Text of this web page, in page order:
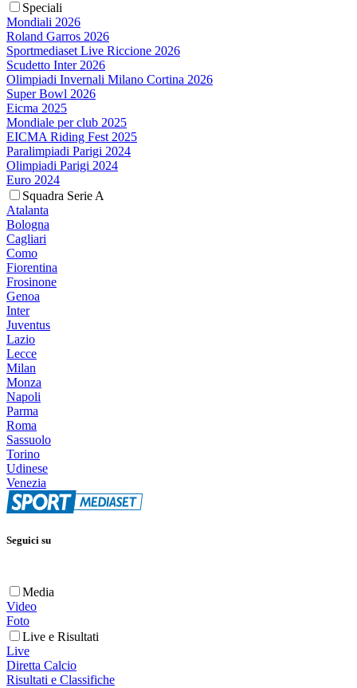
Speciali
Mondiali 2026
Roland Garros 2026
Sportmediaset Live Riccione 2026
Scudetto Inter 2026
Olimpiadi Invernali Milano Cortina 2026
Super Bowl 2026
Eicma 2025
Mondiale per club 2025
EICMA Riding Fest 2025
Paralimpiadi Parigi 2024
Olimpiadi Parigi 2024
Euro 2024
Squadra Serie A
Atalanta
Bologna
Cagliari
Como
Fiorentina
Frosinone
Genoa
Inter
Juventus
Lazio
Lecce
Milan
Monza
Napoli
Parma
Roma
Sassuolo
Torino
Udinese
Venezia
Seguici su
Media
Video
Foto
Live e Risultati
Live
Diretta Calcio
Risultati e Classifiche